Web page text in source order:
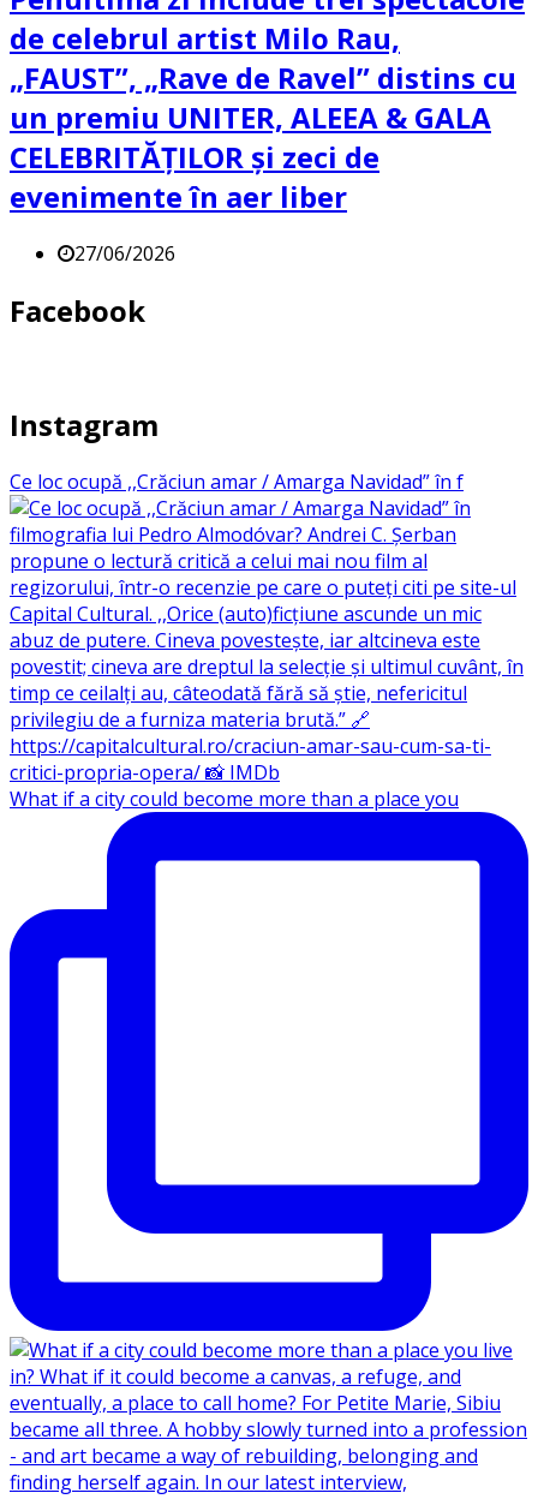
de celebrul artist Milo Rau,
„FAUST”, „Rave de Ravel” distins cu
un premiu UNITER, ALEEA & GALA
CELEBRITĂȚILOR și zeci de
evenimente în aer liber
27/06/2026
Facebook
Instagram
Ce loc ocupă ,,Crăciun amar / Amarga Navidad” în f
What if a city could become more than a place you